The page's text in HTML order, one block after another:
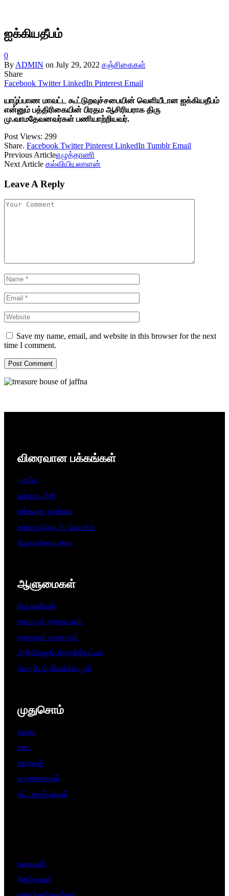
ஐக்கியதீபம்
0
By ADMIN on July 29, 2022 சஞ்சிகைகள்
Share
Facebook Twitter LinkedIn Pinterest Email
யாழ்ப்பாண மாவட்ட கூட்டுறவுச்சபையின் வெளியீடான ஐக்கியதீபம்
என்னும் பத்திரிகையின் பிரதம ஆசிரியராக திரு
மு.வாமதேவனவர்கள் பணியாற்றியவர்.
Post Views: 299
Share. Facebook Twitter Pinterest LinkedIn Tumblr Email
Previous Articleஎழுத்தாணி
Next Article கல்வியியலாளன்
Leave A Reply
Save my name, email, and website in this browser for the next
time I comment.
விரைவான பக்கங்கள்
முகப்பு
எம்மை பற்றி
எங்களது நூல்கள்
எம்மை தொடர்பு கொள்ள
மேலாண்மை குழு
ஆளுமைகள்​
பொதுவியல்
சமயமும் தத்துவமும்
சமூகமும் வரலாறும்
அறிவியலும் தொழில்நுட்பம
மொழியும் இலக்கியமும்
முதுசொம்
உணவு
உடை
உறையுள்
உபகரணங்கள்
கட்டமைப்புக்கள்
கலைகள்
நிகழ்வுகள்